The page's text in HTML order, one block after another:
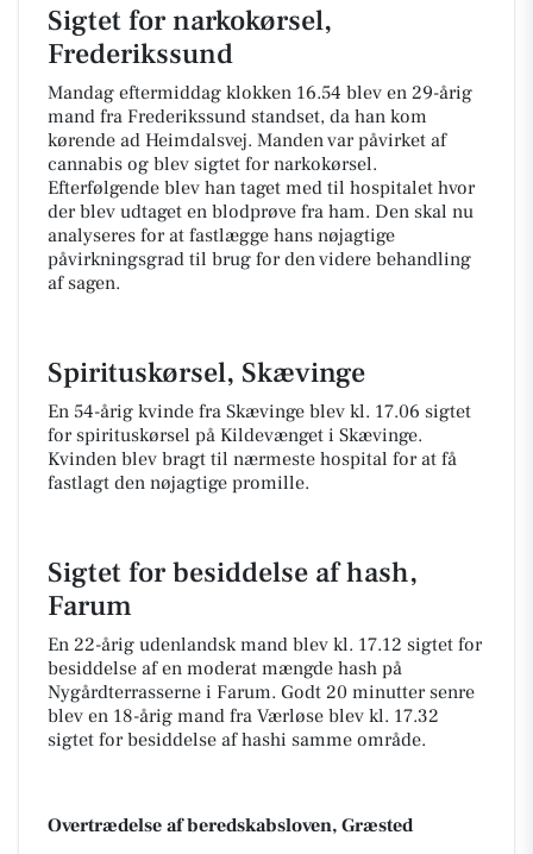
Sigtet for narkokørsel,
Frederikssund
Mandag eftermiddag klokken 16.54 blev en 29-årig
mand fra Frederikssund standset, da han kom
kørende ad Heimdalsvej. Manden var påvirket af
cannabis og blev sigtet for narkokørsel.
Efterfølgende blev han taget med til hospitalet hvor
der blev udtaget en blodprøve fra ham. Den skal nu
analyseres for at fastlægge hans nøjagtige
påvirkningsgrad til brug for den videre behandling
af sagen.
Spirituskørsel, Skævinge
En 54-årig kvinde fra Skævinge blev kl. 17.06 sigtet
for spirituskørsel på Kildevænget i Skævinge.
Kvinden blev bragt til nærmeste hospital for at få
fastlagt den nøjagtige promille.
Sigtet for besiddelse af hash,
Farum
En 22-årig udenlandsk mand blev kl. 17.12 sigtet for
besiddelse af en moderat mængde hash på
Nygårdterrasserne i Farum. Godt 20 minutter senre
blev en 18-årig mand fra Værløse blev kl. 17.32
sigtet for besiddelse af hashi samme område.
Overtrædelse af beredskabsloven, Græsted